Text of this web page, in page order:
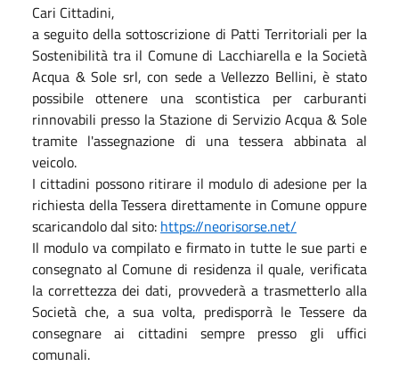
Cari Cittadini,
a seguito della sottoscrizione di Patti Territoriali per la
Sostenibilità tra il Comune di Lacchiarella e la Società
Acqua & Sole srl, con sede a Vellezzo Bellini, è stato
possibile ottenere una scontistica per carburanti
rinnovabili presso la Stazione di Servizio Acqua & Sole
tramite l'assegnazione di una tessera abbinata al
veicolo.
I cittadini possono ritirare il modulo di adesione per la
richiesta della Tessera direttamente in Comune oppure
scaricandolo dal sito: https://neorisorse.net/
Il modulo va compilato e firmato in tutte le sue parti e
consegnato al Comune di residenza il quale, verificata
la correttezza dei dati, provvederà a trasmetterlo alla
Società che, a sua volta, predisporrà le Tessere da
consegnare ai cittadini sempre presso gli uffici
comunali.